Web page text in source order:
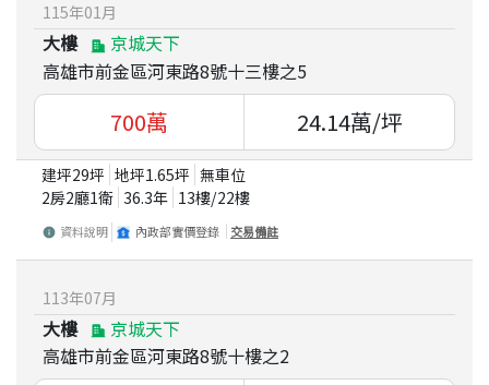
115年01月
大樓
京城天下
高雄市前金區河東路8號十三樓之5
700萬 24.14萬/坪
建坪29坪 地坪1.65坪 無車位
2房2廳1衛 36.3年 13樓/22樓
資料說明 內政部實價登錄 交易備註
113年07月
大樓
京城天下
高雄市前金區河東路8號十樓之2